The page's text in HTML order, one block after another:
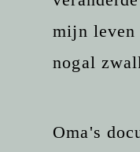
mijn leven
nogal
Oma's